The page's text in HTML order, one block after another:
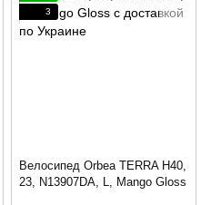
3
Велосипед Orbea TERRA H40,
23, N13907DA, L, Mango Gloss